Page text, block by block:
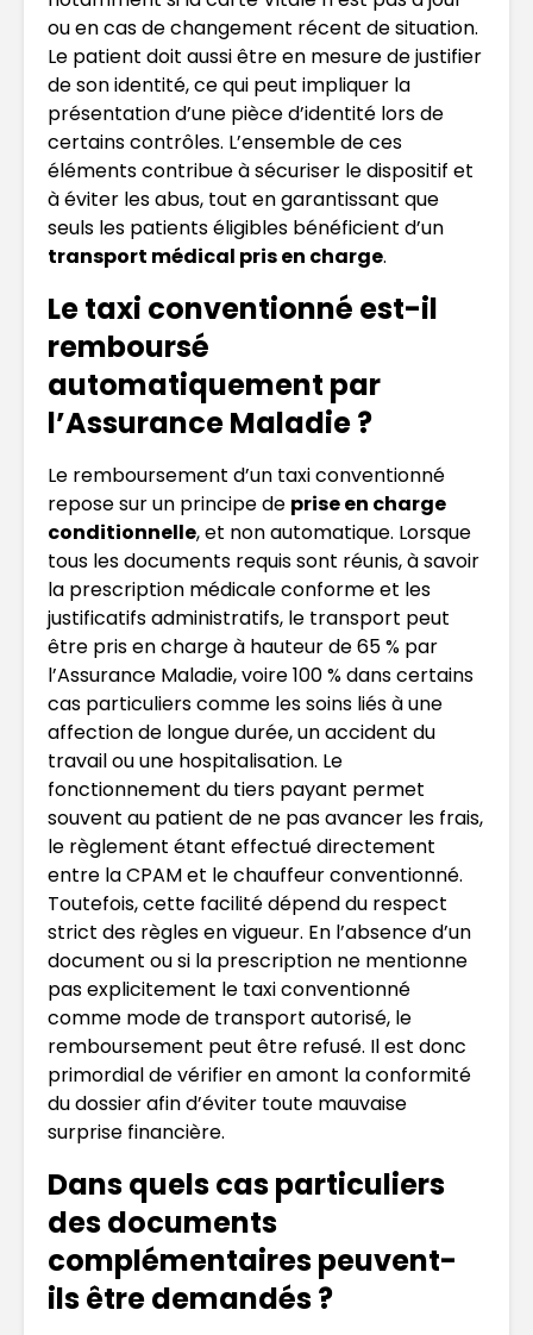
ou en cas de changement récent de situation.
Le patient doit aussi être en mesure de justifier
de son identité, ce qui peut impliquer la
présentation d’une pièce d’identité lors de
certains contrôles. L’ensemble de ces
éléments contribue à sécuriser le dispositif et
à éviter les abus, tout en garantissant que
seuls les patients éligibles bénéficient d’un
transport médical pris en charge.
Le taxi conventionné est-il
remboursé
automatiquement par
l’Assurance Maladie ?
Le remboursement d’un taxi conventionné
repose sur un principe de prise en charge
conditionnelle, et non automatique. Lorsque
tous les documents requis sont réunis, à savoir
la prescription médicale conforme et les
justificatifs administratifs, le transport peut
être pris en charge à hauteur de 65 % par
l’Assurance Maladie, voire 100 % dans certains
cas particuliers comme les soins liés à une
affection de longue durée, un accident du
travail ou une hospitalisation. Le
fonctionnement du tiers payant permet
souvent au patient de ne pas avancer les frais,
le règlement étant effectué directement
entre la CPAM et le chauffeur conventionné.
Toutefois, cette facilité dépend du respect
strict des règles en vigueur. En l’absence d’un
document ou si la prescription ne mentionne
pas explicitement le taxi conventionné
comme mode de transport autorisé, le
remboursement peut être refusé. Il est donc
primordial de vérifier en amont la conformité
du dossier afin d’éviter toute mauvaise
surprise financière.
Dans quels cas particuliers
des documents
complémentaires peuvent-
ils être demandés ?